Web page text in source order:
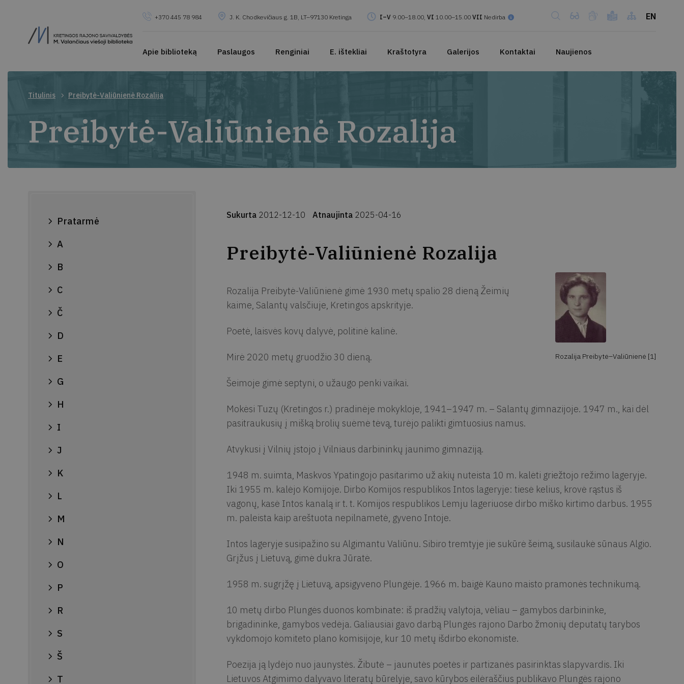
+370 445 78 984 J. K. Chodkevičiaus g. 1B, LT–97130 Kretinga I–V 9.00–18.00, VI 10.00–15.00 VII Nedirba EN
Apie biblioteką Paslaugos Renginiai E. ištekliai Kraštotyra Galerijos Kontaktai Naujienos
Titulinis Preibytė-Valiūnienė Rozalija
Preibytė-Valiūnienė Rozalija
Pratarmė
A
B
C
Č
D
E
G
H
I
J
K
L
M
N
O
P
R
S
Š
T
Sukurta 2012-12-10 Atnaujinta 2025-04-16
Preibytė-Valiūnienė Rozalija
Rozalija Preibytė–Valiūnienė [1]
Rozalija Preibytė-Valiūnienė gimė 1930 metų spalio 28 dieną Žeimių
kaime, Salantų valsčiuje, Kretingos apskrityje.
Poetė, laisvės kovų dalyvė, politinė kalinė.
Mirė 2020 metų gruodžio 30 dieną.
Šeimoje gimė septyni, o užaugo penki vaikai.
Mokėsi Tuzų (Kretingos r.) pradinėje mokykloje, 1941–1947 m. – Salantų gimnazijoje. 1947 m., kai dėl
pasitraukusių į mišką brolių suėmė tėvą, turėjo palikti gimtuosius namus.
Atvykusi į Vilnių įstojo į Vilniaus darbininkų jaunimo gimnaziją.
1948 m. suimta, Maskvos Ypatingojo pasitarimo už akių nuteista 10 m. kalėti griežtojo režimo lageryje.
Iki 1955 m. kalėjo Komijoje. Dirbo Komijos respublikos Intos lageryje: tiesė kelius, krovė rąstus iš
vagonų, kasė Intos kanalą ir t. t. Komijos respublikos Lemju lageriuose dirbo miško kirtimo darbus. 1955
m. paleista kaip areštuota nepilnametė, gyveno Intoje.
Intos lageryje susipažino su Algimantu Valiūnu. Sibiro tremtyje jie sukūrė šeimą, susilaukė sūnaus Algio.
Grįžus į Lietuvą, gimė dukra Jūratė.
1958 m. sugrįžę į Lietuvą, apsigyveno Plungėje. 1966 m. baigė Kauno maisto pramonės technikumą.
10 metų dirbo Plungės duonos kombinate: iš pradžių valytoja, vėliau – gamybos darbininke,
brigadininke, gamybos vedėja. Galiausiai gavo darbą Plungės rajono Darbo žmonių deputatų tarybos
vykdomojo komiteto plano komisijoje, kur 10 metų išdirbo ekonomiste.
Poezija ją lydėjo nuo jaunystės. Žibutė – jaunutės poetės ir partizanės pasirinktas slapyvardis. Iki
Lietuvos Atgimimo dalyvavo literatų būrelyje, savo kūrybos eilėraščius publikavo Plungės rajono